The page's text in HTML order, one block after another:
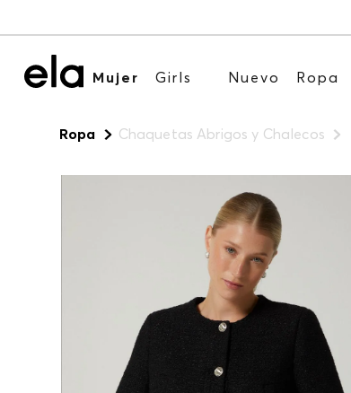
Mujer Girls Nuevo Ropa
Ropa Chaquetas Abrigos y Chalecos